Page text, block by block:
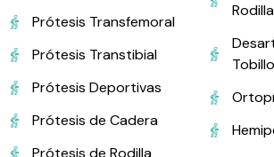
Prótesis Transfemoral
Prótesis Transtibial
Prótesis Deportivas
Prótesis de Cadera
Prótesis de Rodilla
Rodilla
Tobillo